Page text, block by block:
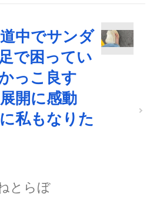
中でサンダ
で困ってい
こ良す
開に感動
私もなりた
とらぼ